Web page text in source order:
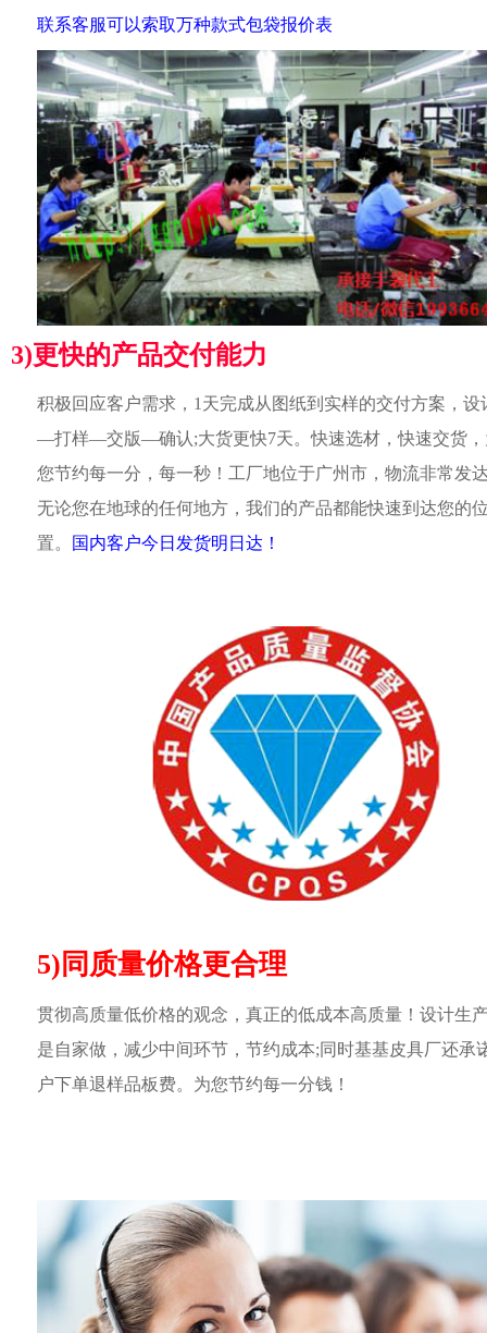
联系客服可以索取万种款式包袋报价表
3)更快的产品交付能力
积极回应客户需求，1天完成从图纸到实样的交付方案，设
—打样—交版—确认;大货更快7天。快速选材，快速交货
您节约每一分，每一秒！工厂地位于广州市，物流非常发
无论您在地球的任何地方，我们的产品都能快速到达您的
置。
国内客户今日发货明日达！
5)同质量价格更合理
贯彻高质量低价格的观念，真正的低成本高质量！设计生
是自家做，减少中间环节，节约成本;同时基基皮具厂还承
户下单退样品板费。为您节约每一分钱！